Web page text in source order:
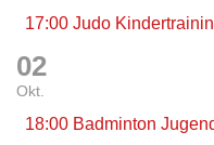
17:00 Judo
02
Okt.
18:00 Badminton